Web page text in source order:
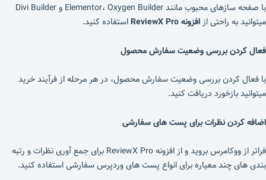
با صفحه سازهای محبوب مانند Elementor، Oxygen Builder و Divi Builder
میتوانید به راحتی ازافزونه ReviewX Pro استفاده کنید.
فعال کردن بررسی وضعیت سفارش محصول
با فعال کردن بررسی وضعیت سفارش محصول، در هر مرحله از فرآیند خرید
میتوانید بازخورد دریافت کنید.
اضافه کردن نظرات برای پست های سفارشی
فراتر از ووکامرس بروید و از افزونه ReviewX Pro برای جمع آوری نظرات و رتبه
بندی های چند معیاره برای انواع پست های وردپرس سفارشی استفاده کنید.